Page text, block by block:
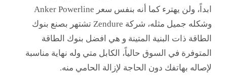
ابداً، ولن يهترء
كما أنه بنفس سعر Anker Powerline
وشكله جميل مثله، شركة Zendure تشتهر بصنع بنوك
الطاقة ذات البنية المتينة و هي افضل بنوك الطاقة
المتوفرة في السوق حالياً، الكابل متي وله نهاية مناسبة
لإصاله بهاتفك دون الحاجة لإزالة الحامي منه.